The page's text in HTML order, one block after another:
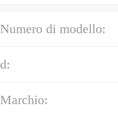
Numero di modello:
d:
Marchio: